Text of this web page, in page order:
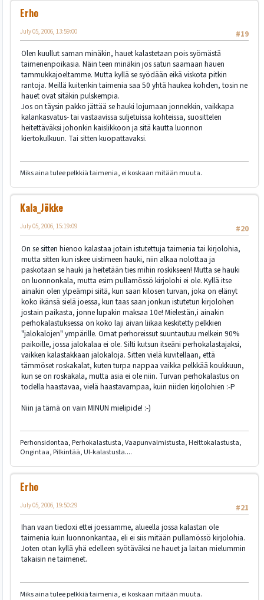
Erho
#19
July 05, 2006, 13:59:00
Olen kuullut saman minäkin, hauet kalastetaan pois syömästä
taimenenpoikasia. Näin teen minäkin jos satun saamaan hauen
tammukkajoeltamme. Mutta kyllä se syödään eikä viskota pitkin
rantoja. Meillä kuitenkin taimenia saa 50 yhtä haukea kohden, tosin ne
hauet ovat sitäkin pulskempia.
Jos on täysin pakko jättää se hauki lojumaan jonnekkin, vaikkapa
kalankasvatus- tai vastaavissa suljetuissa kohteissa, suosittelen
heitettäväksi johonkin kaislikkoon ja sitä kautta luonnon
kiertokulkuun. Tai sitten kuopattavaksi.
Miks aina tulee pelkkiä taimenia, ei koskaan mitään muuta.
Kala_Jökke
#20
July 05, 2006, 15:19:09
On se sitten hienoo kalastaa jotain istutettuja taimenia tai kirjolohia,
mutta sitten kun iskee uistimeen hauki, niin alkaa nolottaa ja
paskotaan se hauki ja heitetään ties mihin roskikseen! Mutta se hauki
on luonnonkala, mutta esim pullamössö kirjolohi ei ole. Kyllä itse
ainakin olen ylpeämpi siitä, kun saan kilosen turvan, joka on elänyt
koko ikänsä sielä joessa, kun taas saan jonkun istutetun kirjolohen
jostain paikasta, jonne lupakin maksaa 10e! Mielestän,i ainakin
perhokalastuksessa on koko laji aivan liikaa keskitetty pelkkien
"jalokalojen" ympärille. Omat perhoreissut suuntautuu melkein 90%
paikoille, jossa jalokalaa ei ole. Silti kutsun itseäni perhokalastajaksi,
vaikken kalastakkaan jalokaloja. Sitten vielä kuvitellaan, että
tämmöset roskakalat, kuten turpa nappaa vaikka pelkkää koukkuun,
kun se on roskakala, mutta asia ei ole niin. Turvan perhokalastus on
todella haastavaa, vielä haastavampaa, kuin niiden kirjolohien :-P
Niin ja tämä on vain MINUN mielipide! :-)
Perhonsidontaa, Perhokalastusta, Vaapunvalmistusta, Heittokalastusta,
Ongintaa, Pilkintää, Ul-kalastusta....
Erho
#21
July 05, 2006, 19:50:29
Ihan vaan tiedoxi ettei joessamme, alueella jossa kalastan ole
taimenia kuin luonnonkantaa, eli ei siis mitään pullamössö kirjolohia.
Joten otan kyllä yhä edelleen syötäväksi ne hauet ja laitan mielummin
takaisin ne taimenet.
Miks aina tulee pelkkiä taimenia, ei koskaan mitään muuta.